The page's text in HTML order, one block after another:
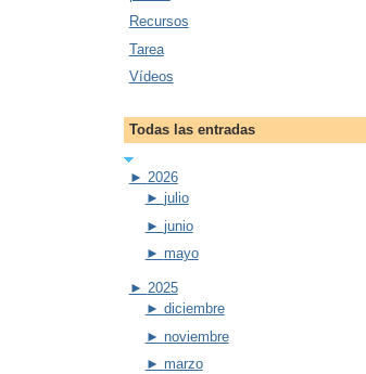
Recursos
Tarea
Vídeos
Todas las entradas
► 2026
► julio
► junio
► mayo
► 2025
► diciembre
► noviembre
► marzo